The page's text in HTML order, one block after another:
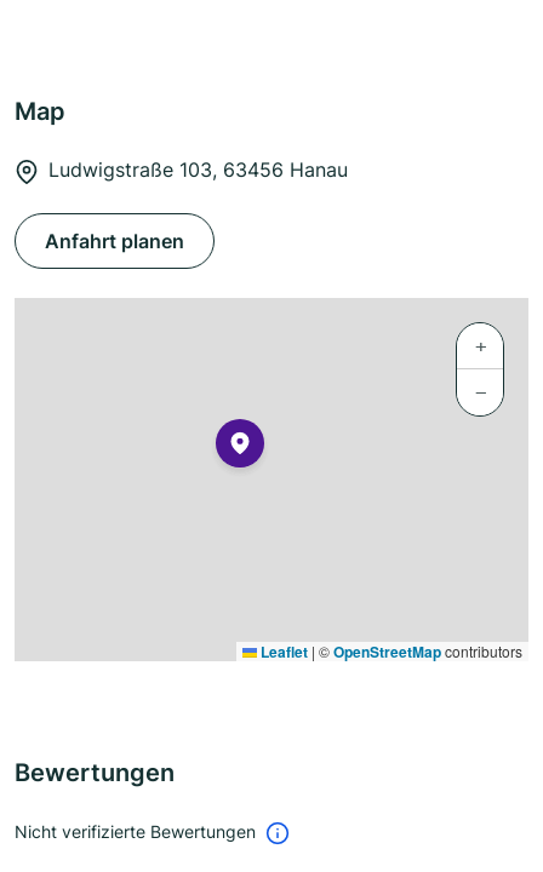
Map
Ludwigstraße 103, 63456 Hanau
Anfahrt planen
+
−
Leaflet | ©OpenStreetMapcontributors
Bewertungen
Nicht verifizierte Bewertungen